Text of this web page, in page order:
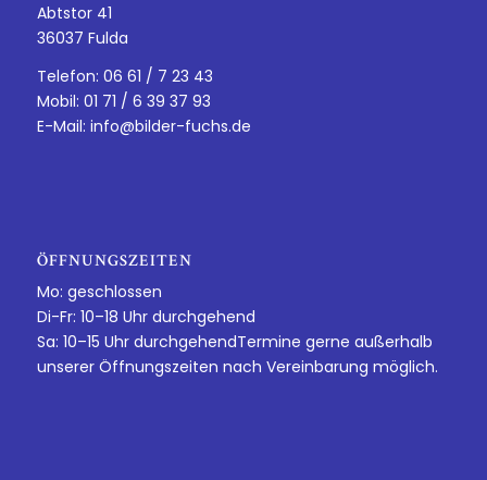
Abtstor 41
36037 Fulda
Telefon: 06 61 / 7 23 43
Mobil: 01 71 / 6 39 37 93
E-Mail: info@bilder-fuchs.de
ÖFFNUNGSZEITEN
Mo: geschlossen
Di-Fr: 10–18 Uhr durchgehend
Sa: 10–15 Uhr durchgehendTermine gerne außerhalb
unserer Öffnungszeiten nach Vereinbarung möglich.